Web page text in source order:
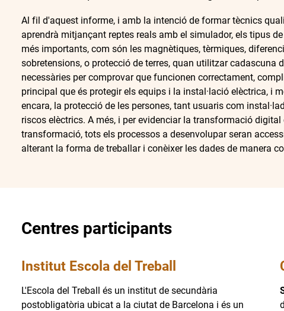
Al fil d'aquest informe, i amb la intenció de formar tècnics
aprendrà mitjançant reptes reals amb el simulador, els tipus
més importants, com són les magnètiques, tèrmiques,
sobretensions, o protecció de terres, quan utilitzar cadascuna
necessàries per comprovar que funcionen correctament,
principal que és protegir els equips i la instal·lació elèctrica, i
encara, la protecció de les persones, tant usuaris com
riscos elèctrics. A més, i per evidenciar la transformació digital
transformació, tots els processos a desenvolupar seran
alterant la forma de treballar i conèixer les dades de manera
Centres participants
Institut Escola del Treball
L'Escola del Treball és un institut de secundària
postobligatòria ubicat a la ciutat de Barcelona i és un